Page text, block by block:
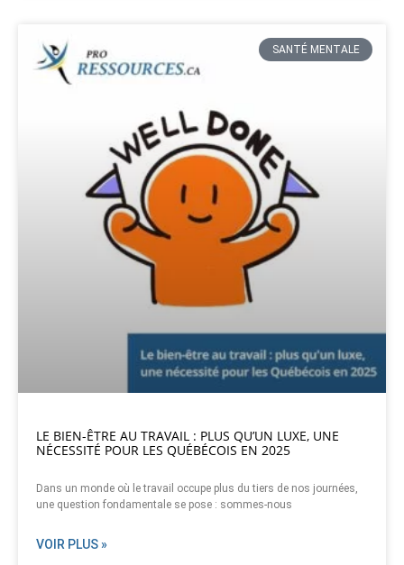
SANTÉ MENTALE
LE BIEN-ÊTRE AU TRAVAIL : PLUS QU’UN LUXE, UNE
NÉCESSITÉ POUR LES QUÉBÉCOIS EN 2025
Dans un monde où le travail occupe plus du tiers de nos journées,
une question fondamentale se pose : sommes-nous
VOIR PLUS »